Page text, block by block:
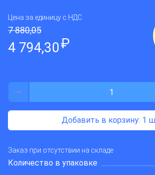
Цена за единицу с НДС
7 880,05
4 794,30₽
Добавить в корзину: 1
Заказ при отсутствии на складе
Количество в упаковке